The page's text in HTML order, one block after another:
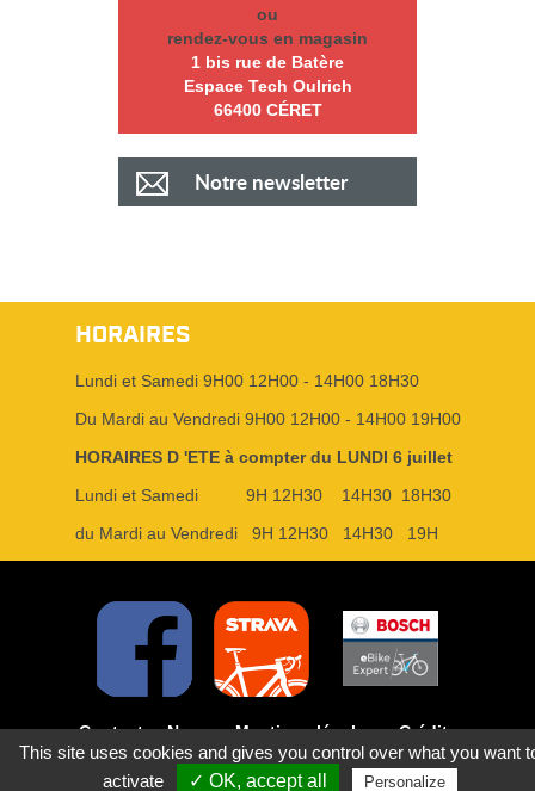
ou
rendez-vous en magasin
1 bis rue de Batère
Espace Tech Oulrich
66400 CÉRET
Notre newsletter
HORAIRES
Lundi et Samedi 9H00 12H00 - 14H00 18H30
Du Mardi au Vendredi 9H00 12H00 - 14H00 19H00
HORAIRES D 'ETE à compter du LUNDI 6 juillet
Lundi et Samedi 9H 12H30 14H30 18H30
du Mardi au Vendredi 9H 12H30 14H30 19H
Contact News Mentions légales Crédits
Traitement de vos données
This site uses cookies and gives you control over what you want
activate
✓ OK, accept all Personalize